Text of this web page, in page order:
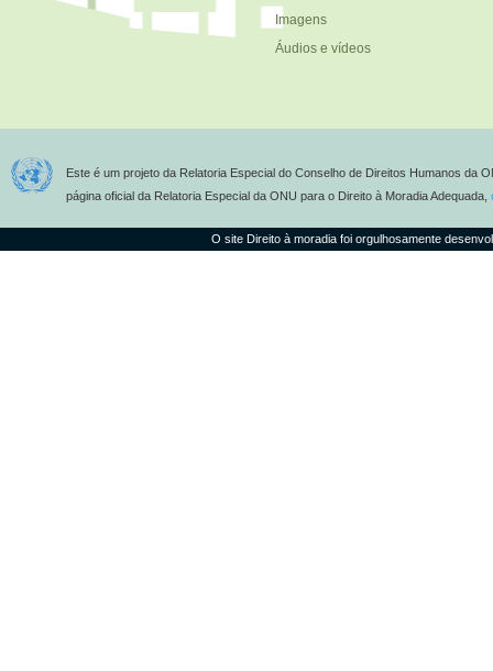
Imagens
Áudios e vídeos
Este é um projeto da Relatoria Especial do Conselho de Direitos Humanos da
página oficial da Relatoria Especial da ONU para o Direito à Moradia Adequada,
O site Direito à moradia foi orgulhosamente